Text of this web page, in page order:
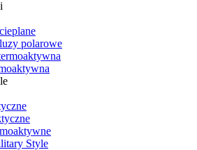
polarowe
Style